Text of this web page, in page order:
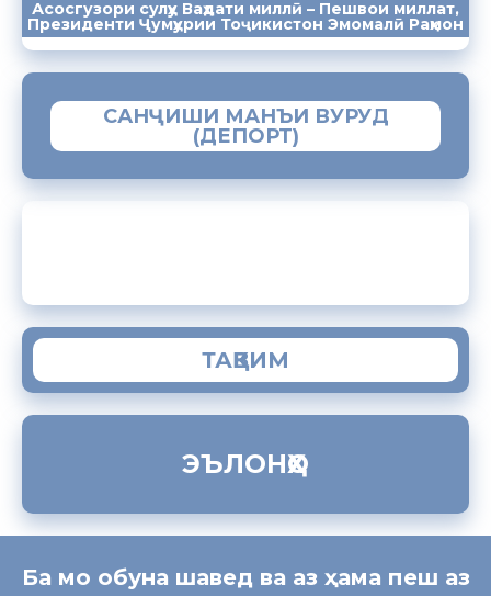
Асосгузори сулҳу Ваҳдати миллӣ – Пешвои миллат,
Президенти Ҷумҳурии Тоҷикистон Эмомалӣ Раҳмон
ПАЁМҲО СУХАНРОНИҲО СОМОНА
САНҶИШИ МАНЪИ ВУРУД
(ДЕПОРТ)
ТАҚВИМ
ЭЪЛОНҲО
Ба мо обуна шавед ва аз ҳама пеш аз